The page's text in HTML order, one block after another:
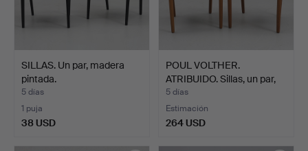
SILLAS. Un par, madera
pintada.
5 días
1 puja
38 USD
POUL VOLTHER.
ATRIBUIDO. Sillas, un par,
r…
5 días
Estimación
264 USD